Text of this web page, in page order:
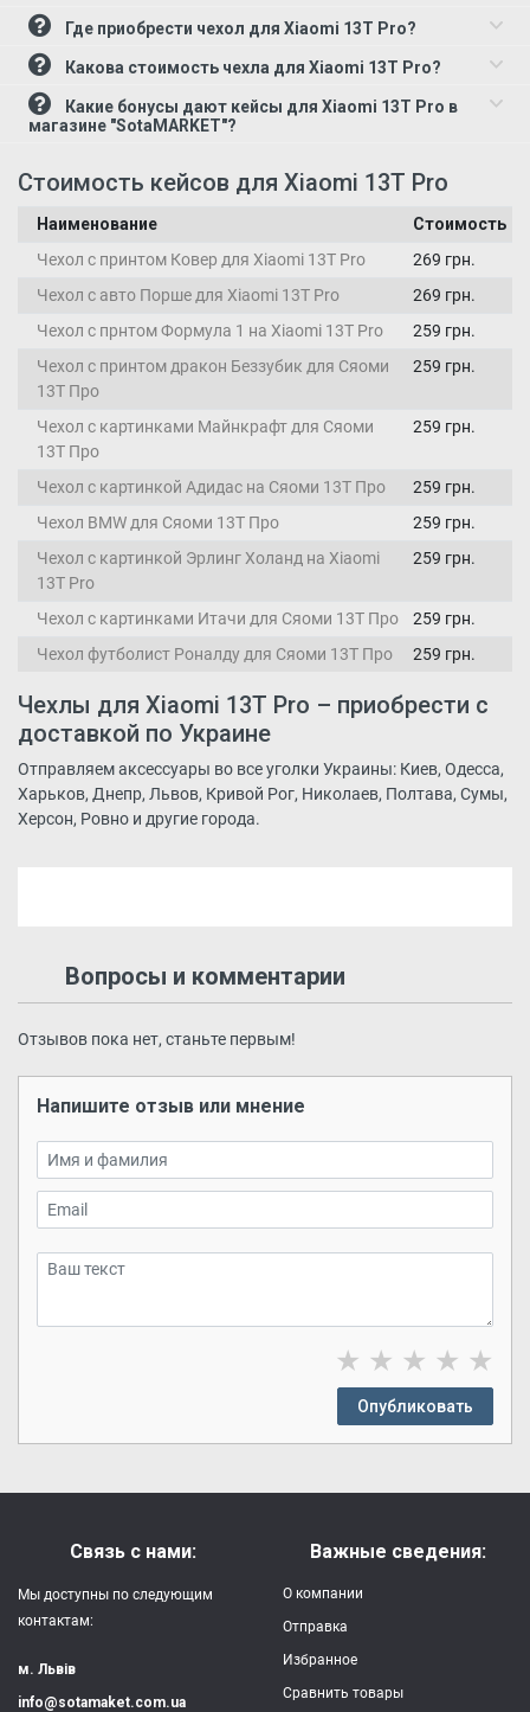
Где приобрести чехол для Xiaomi 13T Pro?
Какова стоимость чехла для Xiaomi 13T Pro?
магазине "SotaMARKET"?
Стоимость кейсов для Xiaomi 13T Pro
Наименование
Стоимость
Чехол с принтом Ковер для Xiaomi 13T Pro
269 грн.
Чехол с авто Порше для Xiaomi 13T Pro
269 грн.
Чехол с прнтом Формула 1 на Xiaomi 13T Pro
259 грн.
Чехол с принтом дракон Беззубик для Сяоми
13Т Про
259 грн.
Чехол с картинками Майнкрафт для Сяоми
13Т Про
259 грн.
Чехол с картинкой Адидас на Сяоми 13Т Про
259 грн.
Чехол BMW для Сяоми 13Т Про
259 грн.
Чехол с картинкой Эрлинг Холанд на Xiaomi
13T Pro
259 грн.
Чехол с картинками Итачи для Сяоми 13Т Про
259 грн.
Чехол футболист Роналду для Сяоми 13Т Про
259 грн.
Чехлы для Xiaomi 13T Pro – приобрести с
доставкой по Украине
Отправляем аксессуары во все уголки Украины: Киев, Одесса,
Харьков, Днепр, Львов, Кривой Рог, Николаев, Полтава, Сумы,
Херсон, Ровно и другие города.
Вопросы и комментарии
Отзывов пока нет, станьте первым!
Напишите отзыв или мнение
★ ★ ★ ★ ★
Опубликовать
Связь с нами:
Мы доступны по следующим
контактам:
м. Львів
info@sotamaket.com.ua
Важные сведения:
О компании
Отправка
Избранное
Сравнить товары